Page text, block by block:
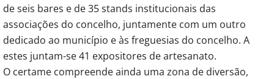
de seis bares e de 35 stands institucionais das
associações do concelho, juntamente com um outro
dedicado ao município e às freguesias do concelho. A
estes juntam-se 41 expositores de artesanato.
O certame compreende ainda uma zona de diversão,